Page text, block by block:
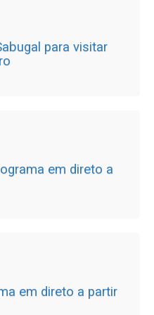
para visitar
em direto a
em direto a partir